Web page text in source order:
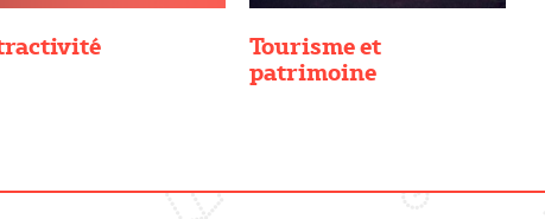
Tourisme et
patrimoine